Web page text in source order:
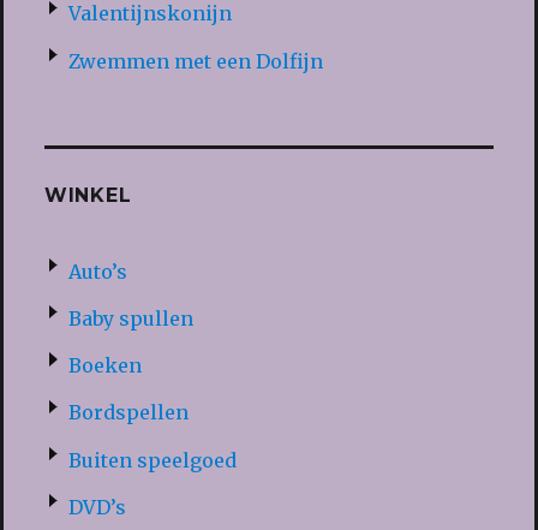
Valentijnskonijn
Zwemmen met een Dolfijn
WINKEL
Auto’s
Baby spullen
Boeken
Bordspellen
Buiten speelgoed
DVD’s